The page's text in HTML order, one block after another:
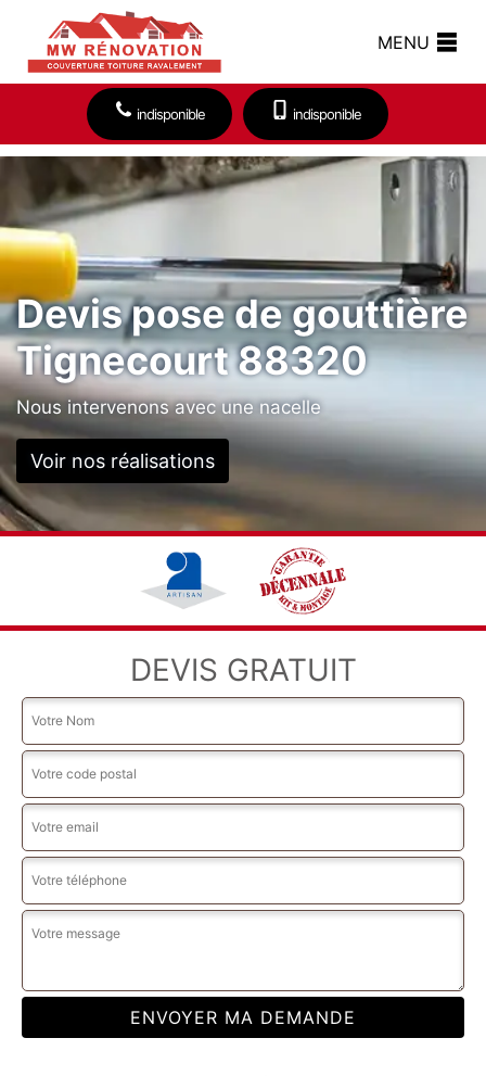
MENU
indisponible indisponible
Devis pose de gouttière
Tignecourt 88320
Nous intervenons avec une nacelle
Voir nos réalisations
DEVIS GRATUIT